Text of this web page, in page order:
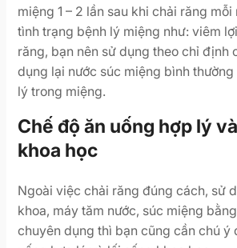
miệng 1 – 2 lần sau khi chải răng
tình trạng bệnh lý miệng như: viêm
răng, bạn nên sử dụng theo chỉ định
dụng lại nước súc miệng bình
lý trong miệng.
Chế độ ăn uống hợp lý
khoa học
Ngoài việc chải răng đúng cách, sử
khoa, máy tăm nước, súc miệng
chuyên dụng thì bạn cũng cần chú ý